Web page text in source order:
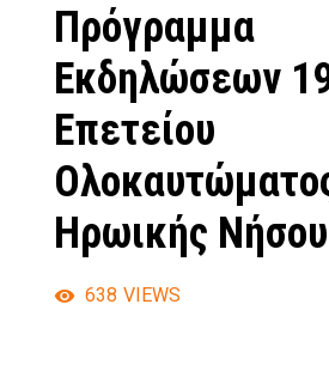
Πρόγραμμα
Εκδηλώσεων
Επετείου
Ηρωικής
638 VIEWS